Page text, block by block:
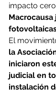
impacto
El
la
iniciaron
judicial en
instalación